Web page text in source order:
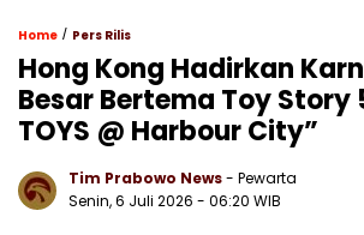
Home / Pers Rilis
Hong Kong Hadirkan
Besar Bertema Toy Story
TOYS @ Harbour City”
Tim Prabowo News- Pewarta
Senin, 6 Juli 2026 - 06:20 WIB